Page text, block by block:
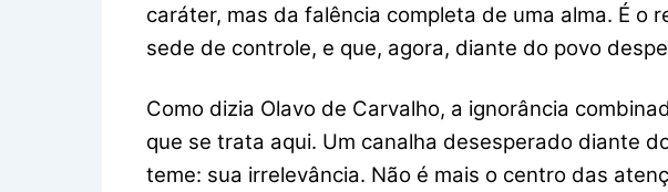
caráter, mas da falência completa de uma alma. É o
sede de controle, e que, agora, diante do povo
Como dizia Olavo de Carvalho, a ignorância
que se trata aqui. Um canalha desesperado diante
teme: sua irrelevância. Não é mais o centro das